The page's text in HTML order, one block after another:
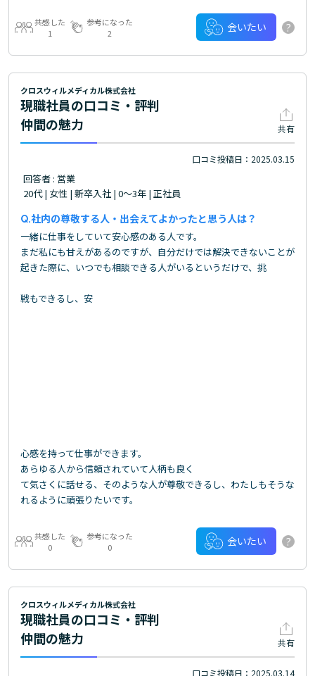
共感した
1
参考になった
2
会いたい ?
クロスウィルメディカル株式会社
現職社員の口コミ・評判
仲間の魅力
共有
口コミ投稿日：2025.03.15
回答者 : 営業
20代 | 女性 | 新卒入社 | 0～3年 | 正社員
社内の尊敬する人・出会えてよかったと思う人は？
一緒に仕事をしていて安心感のある人です。
まだ私にも甘えがあるのですが、自分だけでは解決できないことが
起きた際に、いつでも相談できる人がいるというだけで、挑
戦もできるし、安
心感を持って仕事ができます。
あらゆる人から信頼されていて人柄も良く
て気さくに話せる、そのような人が尊敬できるし、わたしもそうな
れるように頑張りたいです。
共感した
0
参考になった
0
会いたい ?
クロスウィルメディカル株式会社
現職社員の口コミ・評判
仲間の魅力
共有
口コミ投稿日：2025.03.14